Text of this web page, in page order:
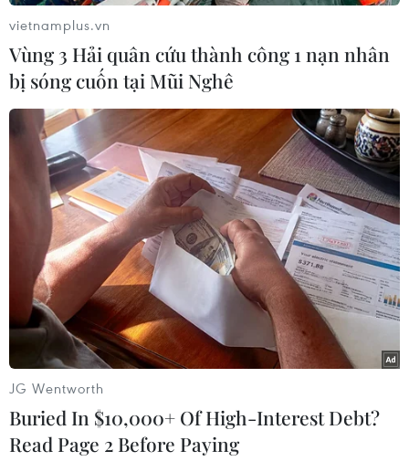
#Bộ Ngoại giao Nga #Joe Biden
#Antony Blinken
#Trao đổi tù nhân
Mỹ Nga
Theo dõi VietnamPlus
TIN LIÊN QUAN
vietnamplus.vn
Vùng 3 Hải quân cứu thành công 1 nạn nhân
bị sóng cuốn tại Mũi Nghê
JG Wentworth
Buried In $10,000+ Of High-Interest Debt?
Read Page 2 Before Paying